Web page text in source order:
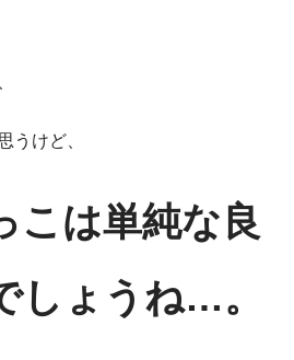
うけど、
こは単純な良
しょうね…。